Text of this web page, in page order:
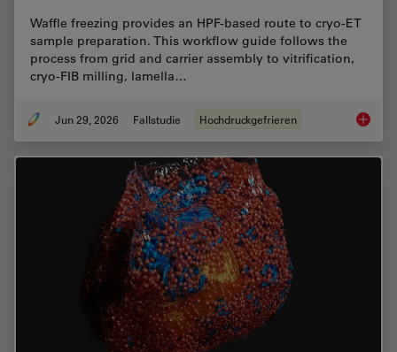
Waffle freezing provides an HPF-based route to cryo-ET
sample preparation. This workflow guide follows the
process from grid and carrier assembly to vitrification,
cryo-FIB milling, lamella…
Jun 29, 2026 Fallstudie Hochdruckgefrieren Waffle